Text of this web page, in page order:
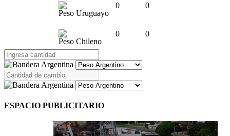
Peso Uruguayo
0 0
Peso Chileno
0 0
ESPACIO PUBLICITARIO